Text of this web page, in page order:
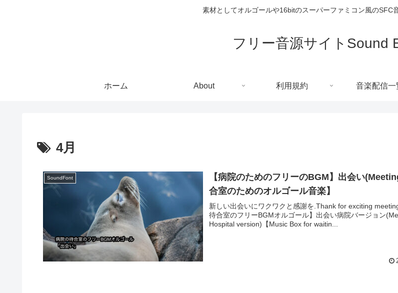
素材としてオルゴールや16bitのスーパーファミコン風のSFC
フリー音源サイトSound
ホーム About 利用規約 音楽配信一
4月
SoundFont
【病院のためのフリーのBGM】出会い
合室のためのオルゴール音楽】
新しい出会いにワクワクと感謝を.Thank for exciting
待合室のフリーBGMオルゴール】出会い病院バージョン
Hospital version)【Music Box for waitin...